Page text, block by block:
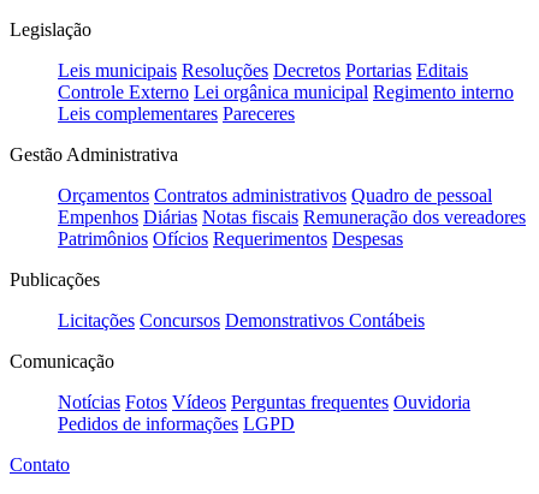
Legislação
Leis municipais Resoluções Decretos Portarias Editais
Controle Externo Lei orgânica municipal Regimento interno
Leis complementares Pareceres
Gestão Administrativa
Orçamentos Contratos administrativos Quadro de pessoal
Empenhos Diárias Notas fiscais Remuneração dos vereadores
Patrimônios Ofícios Requerimentos Despesas
Publicações
Licitações Concursos Demonstrativos Contábeis
Comunicação
Notícias Fotos Vídeos Perguntas frequentes Ouvidoria
Pedidos de informações LGPD
Contato